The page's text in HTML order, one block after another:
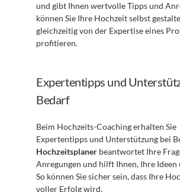
und gibt Ihnen wertvolle Tipps und
können Sie Ihre Hochzeit selbst
gleichzeitig von der Expertise eines
profitieren.
Expertentipps und
Bedarf
Beim Hochzeits-Coaching erhalten Sie
Hochzeitsplaner beantwortet Ihre
Anregungen und hilft Ihnen, Ihre Ideen
So können Sie sicher sein, dass Ihre
voller Erfolg wird.